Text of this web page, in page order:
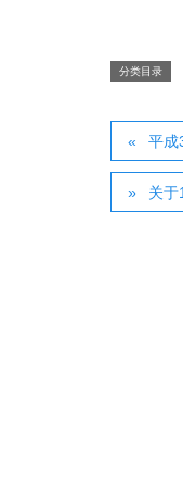
分类目录
平成
关于